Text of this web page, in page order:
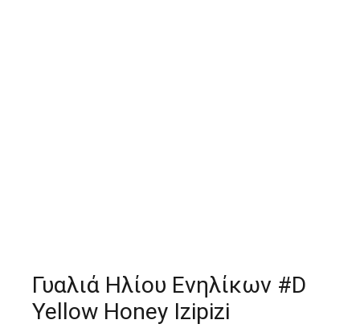
Γυαλιά Ηλίου Ενηλίκων #D
Yellow Honey Izipizi